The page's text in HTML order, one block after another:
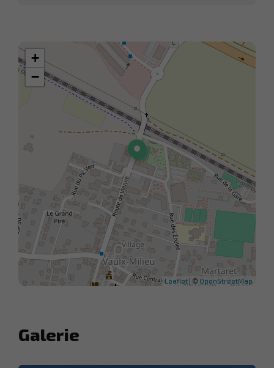
+
−
Leaflet | © OpenStreetMap
Galerie